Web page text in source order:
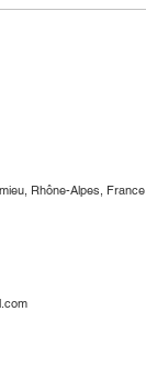
Rhône-Alpes, France